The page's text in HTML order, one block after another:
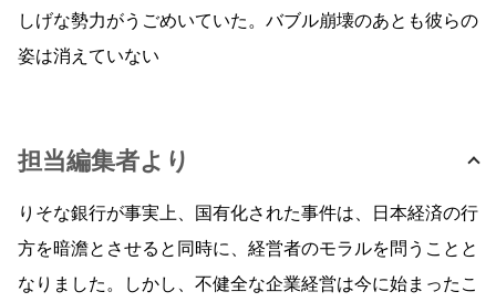
しげな勢力がうごめいていた。バブル崩壊のあとも彼らの
姿は消えていない
担当編集者より
りそな銀行が事実上、国有化された事件は、日本経済の行
方を暗澹とさせると同時に、経営者のモラルを問うことと
なりました。しかし、不健全な企業経営は今に始まったこ